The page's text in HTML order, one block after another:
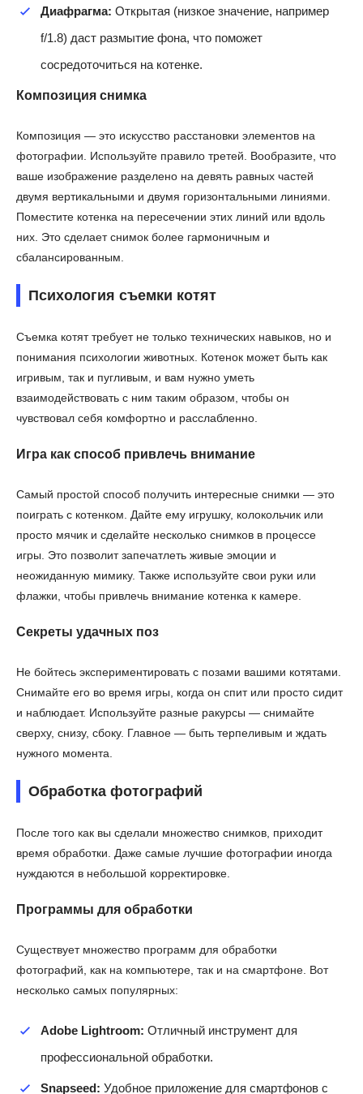
Диафрагма: Открытая (низкое значение, например
f/1.8) даст размытие фона, что поможет
сосредоточиться на котенке.
Композиция снимка
Композиция — это искусство расстановки элементов на
фотографии. Используйте правило третей. Вообразите, что
ваше изображение разделено на девять равных частей
двумя вертикальными и двумя горизонтальными линиями.
Поместите котенка на пересечении этих линий или вдоль
них. Это сделает снимок более гармоничным и
сбалансированным.
Психология съемки котят
Съемка котят требует не только технических навыков, но и
понимания психологии животных. Котенок может быть как
игривым, так и пугливым, и вам нужно уметь
взаимодействовать с ним таким образом, чтобы он
чувствовал себя комфортно и расслабленно.
Игра как способ привлечь внимание
Самый простой способ получить интересные снимки — это
поиграть с котенком. Дайте ему игрушку, колокольчик или
просто мячик и сделайте несколько снимков в процессе
игры. Это позволит запечатлеть живые эмоции и
неожиданную мимику. Также используйте свои руки или
флажки, чтобы привлечь внимание котенка к камере.
Секреты удачных поз
Не бойтесь экспериментировать с позами вашими котятами.
Снимайте его во время игры, когда он спит или просто сидит
и наблюдает. Используйте разные ракурсы — снимайте
сверху, снизу, сбоку. Главное — быть терпеливым и ждать
нужного момента.
Обработка фотографий
После того как вы сделали множество снимков, приходит
время обработки. Даже самые лучшие фотографии иногда
нуждаются в небольшой корректировке.
Программы для обработки
Существует множество программ для обработки
фотографий, как на компьютере, так и на смартфоне. Вот
несколько самых популярных:
Adobe Lightroom: Отличный инструмент для
профессиональной обработки.
Snapseed: Удобное приложение для смартфонов с